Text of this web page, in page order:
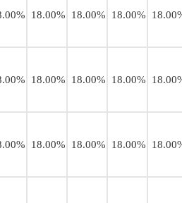
18.00% 18.00% 18.00%
18.00% 18.00% 18.00%
18.00% 18.00% 18.00%